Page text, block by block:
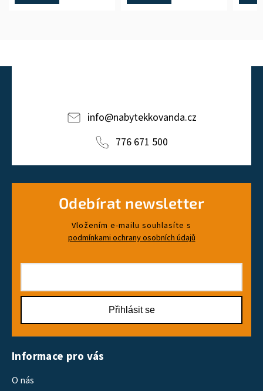
info@nabytekkovanda.cz
776 671 500
Odebírat newsletter
Vložením e-mailu souhlasíte s
podmínkami ochrany osobních údajů
Přihlásit se
Informace pro vás
O nás